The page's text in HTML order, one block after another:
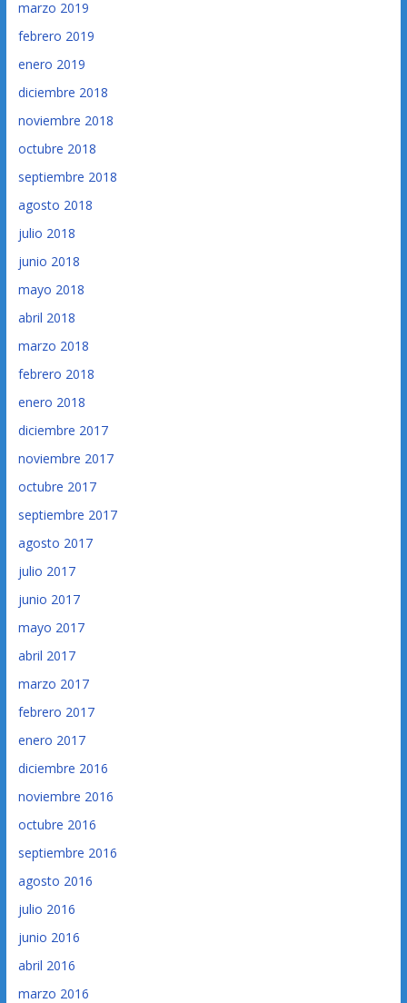
marzo 2019
febrero 2019
enero 2019
diciembre 2018
noviembre 2018
octubre 2018
septiembre 2018
agosto 2018
julio 2018
junio 2018
mayo 2018
abril 2018
marzo 2018
febrero 2018
enero 2018
diciembre 2017
noviembre 2017
octubre 2017
septiembre 2017
agosto 2017
julio 2017
junio 2017
mayo 2017
abril 2017
marzo 2017
febrero 2017
enero 2017
diciembre 2016
noviembre 2016
octubre 2016
septiembre 2016
agosto 2016
julio 2016
junio 2016
abril 2016
marzo 2016